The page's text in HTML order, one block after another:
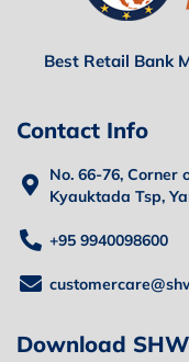
Best Retail Bank
Contact Info
No. 66-76, Corner
Kyauktada Tsp,
+95 9940098600
Download